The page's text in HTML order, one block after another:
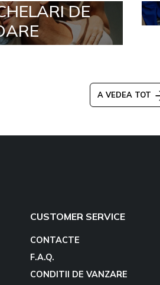
DE
A VEDEA TOT
CUSTOMER SERVICE
CONTACTE
F.A.Q.
CONDITII DE VANZARE